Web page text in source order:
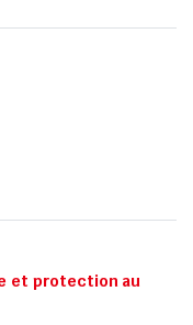
et protection au